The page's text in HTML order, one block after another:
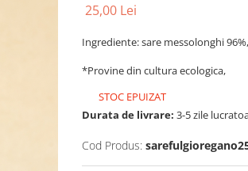
25,00 Lei
Ingrediente: sare messolonghi
*Provine din cultura ecologica,
STOC EPUIZAT
Durata de livrare: 3-5 zile
Cod Produs: